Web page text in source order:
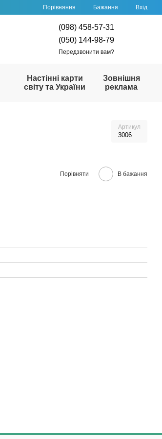
Порівняння Бажання Вхід
(098) 458-57-31
(050) 144-98-79
Передзвонити вам?
Настінні карти
світу та України
Зовнішня
реклама
Артикул
3006
Порівняти В бажання